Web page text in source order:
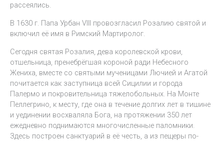
рассеялись.
В 1630 г. Папа Урбан VIII провозгласил Розалию святой и
включил её имя в Римский Мартиролог.
Сегодня святая Розалия, дева королевской крови,
отшельница, пренебрёгшая короной ради Небесного
Жениха, вместе со святыми мученицами Лючией и Агатой
почитается как заступница всей Сицилии и города
Палермо и покровительница тяжелобольных. На Монте
Пеллегрино, к месту, где она в течение долгих лет в тишине
и уединении восхваляла Бога, на протяжении 350 лет
ежедневно поднимаются многочисленные паломники.
Здесь построен санктуарий в её честь, а из пещеры по-